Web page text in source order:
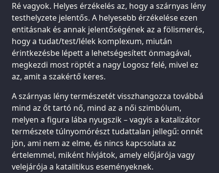
Ré vagyok. Helyes érzékelés az, hogy a szárnyas lény
testhelyzete jelentős. A helyesebb érzékelése ezen
entitásnak és annak jelentőségének az a fölismerés,
hogy a tudat/test/lélek komplexum, miután
érintkezésbe lépett a lehetségesített önmagával,
megkezdi most röptét a nagy Logosz felé, mivel ez
az, amit a szakértő keres.
A szárnyas lény természetét visszhangozza továbbá
mind az őt tartó nő, mind az a női szimbólum,
melyen a figura lába nyugszik – vagyis a katalizátor
természete túlnyomórészt tudattalan jellegű: onnét
jön, ami nem az elme, és nincs kapcsolata az
értelemmel, miként hívjátok, amely előjárója vagy
velejárója a katalitikus eseményeknek.